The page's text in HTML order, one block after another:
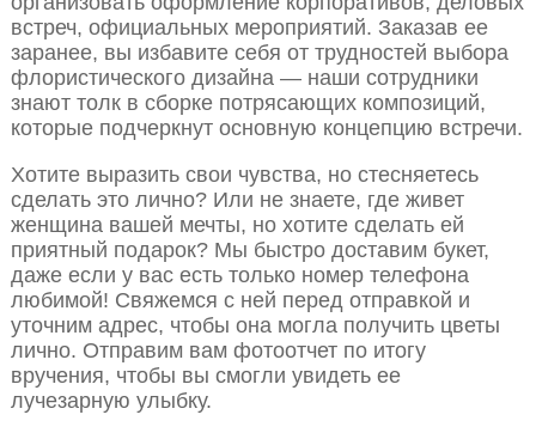
встреч, официальных мероприятий. Заказав ее
заранее, вы избавите себя от трудностей выбора
флористического дизайна — наши сотрудники
знают толк в сборке потрясающих композиций,
которые подчеркнут основную концепцию встречи.
Хотите выразить свои чувства, но стесняетесь
сделать это лично? Или не знаете, где живет
женщина вашей мечты, но хотите сделать ей
приятный подарок? Мы быстро доставим букет,
даже если у вас есть только номер телефона
любимой! Свяжемся с ней перед отправкой и
уточним адрес, чтобы она могла получить цветы
лично. Отправим вам фотоотчет по итогу
вручения, чтобы вы смогли увидеть ее
лучезарную улыбку.